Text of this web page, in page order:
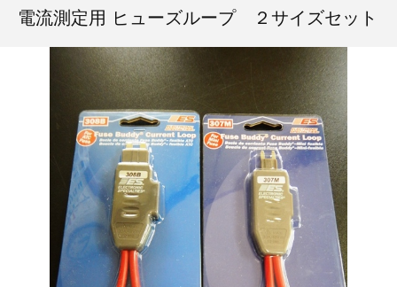
EV 専用 整備機器（11）
ADAS（7）
オプション品（17）
TPMS（4）
その他（9）
内視カメラ（6）
スモークテスター（4）
安定化電源ユニット（8）
バッテリーテスター（4）
古い車両用診断テスター（10）
Hubitools（17）
LASER（39）
ドイツ車（211）
イタリア/フランス車（27）
イギリス車（23）
シミュレータ（19）
その他（8）
イギリス車（26）
アメリカ車（60）
スウェーデン車（45）
日本車（40）
ロシア（8）
クローン作製（20）
コントロールユニット初期化（3）
イモビライザーOFF（1）
その他（6）
電流測定用 ヒューズループ ２サイズセット